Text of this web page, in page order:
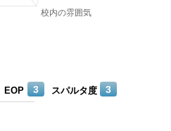
EOP 3 スパルタ度 3